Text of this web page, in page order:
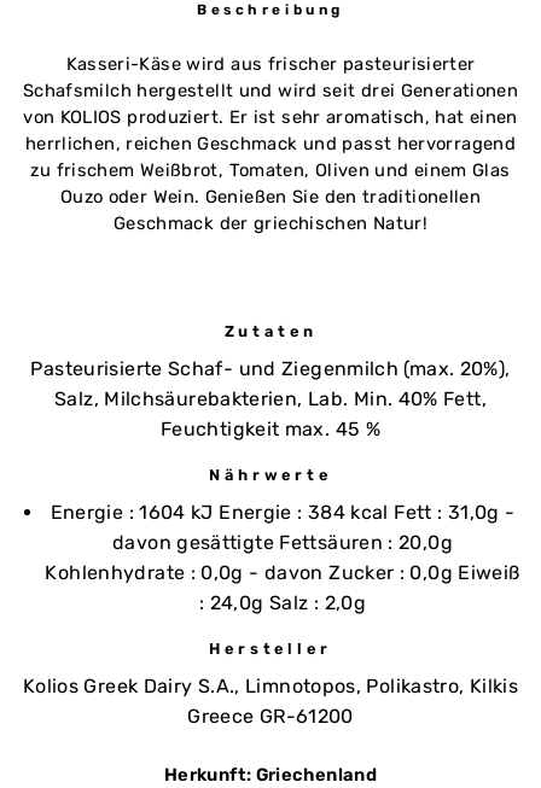
Beschreibung
Kasseri-Käse wird aus frischer pasteurisierter
Schafsmilch hergestellt und wird seit drei Generationen
von KOLIOS produziert. Er ist sehr aromatisch, hat einen
herrlichen, reichen Geschmack und passt hervorragend
zu frischem Weißbrot, Tomaten, Oliven und einem Glas
Ouzo oder Wein. Genießen Sie den traditionellen
Geschmack der griechischen Natur!
Zutaten
Pasteurisierte Schaf- und Ziegenmilch (max. 20%),
Salz, Milchsäurebakterien, Lab. Min. 40% Fett,
Feuchtigkeit max. 45 %
Nährwerte
Energie : 1604 kJ Energie : 384 kcal Fett : 31,0g -
davon gesättigte Fettsäuren : 20,0g
Kohlenhydrate : 0,0g - davon Zucker : 0,0g Eiweiß
: 24,0g Salz : 2,0g
Hersteller
Kolios Greek Dairy S.A., Limnotopos, Polikastro, Kilkis
Greece GR-61200
Herkunft: Griechenland